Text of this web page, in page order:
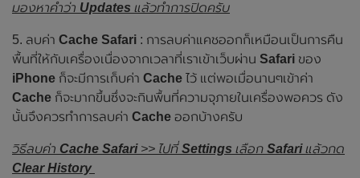
มองหาคำว่า Updates แล้วทำการปิดครับ
5. ลบค่า Cache Safari : การลบค่าแคชออกก็เหมือนเป็นการคืน
พื้นที่ให้กับเครื่องเนื่องจากเวลาที่เราเข้าเว็บผ่าน Safari ของ
iPhone ก็จะมีการเก็บค่า Cache ไว้ แต่พอเมื่อนานๆเข้าค่า
Cache ก็จะมากขึ้นซึ่งจะกินพื้นที่ความจุภายในเครื่องพอควร ดัง
นั้นจึงควรทำการลบค่า Cache ออกบ้างครับ
วิธีลบค่า Cache Safari>> ไปที่Settings เลือก Safariแล้วกด
Clear History